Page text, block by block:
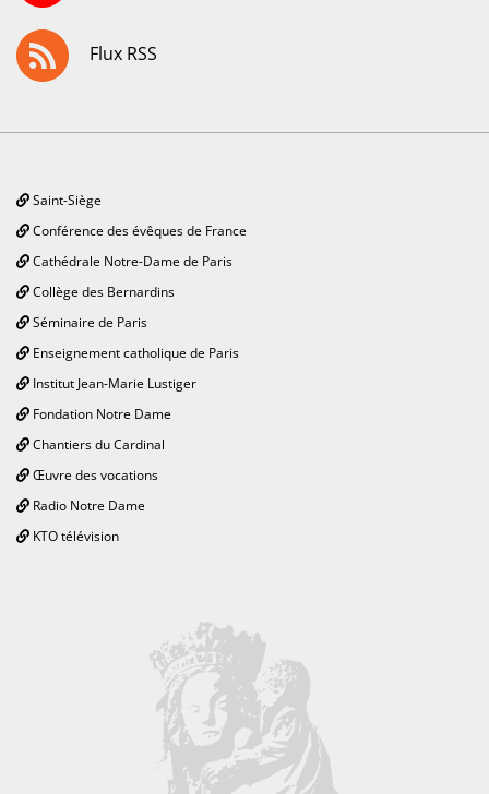
Flux RSS
Saint-Siège
Conférence des évêques de France
Cathédrale Notre-Dame de Paris
Collège des Bernardins
Séminaire de Paris
Enseignement catholique de Paris
Institut Jean-Marie Lustiger
Fondation Notre Dame
Chantiers du Cardinal
Œuvre des vocations
Radio Notre Dame
KTO télévision